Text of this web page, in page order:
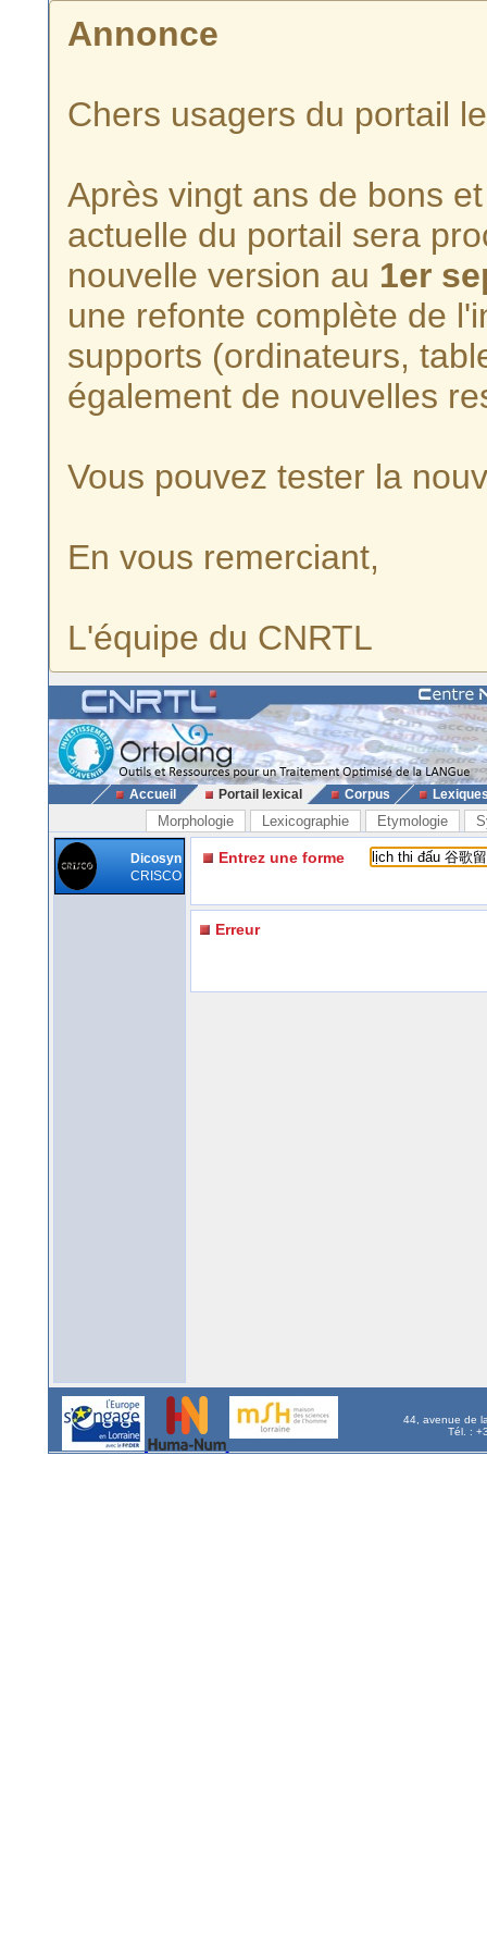
Annonce
Chers usagers du portail
Après vingt ans de bons
actuelle du portail sera
nouvelle version au 1er
une refonte complète de
supports (ordinateurs,
également de nouvelles
Vous pouvez tester la
En vous remerciant,
L'équipe du CNRTL
Accueil Portail lexical Corpus
Morphologie Lexicographie Etymologie
Dicosyn
CRISCO
Entrez une forme
Erreur
44, avenue de
Tél. :